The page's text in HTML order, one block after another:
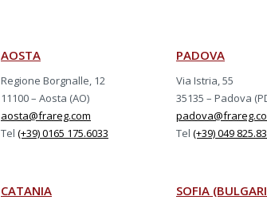
AOSTA
Regione Borgnalle, 12
11100 – Aosta (AO)
aosta@frareg.com
Tel (+39) 0165 175.6033
PADOVA
Via Istria, 55
35135 – Padova
Tel (+39) 049
CATANIA SOFIA